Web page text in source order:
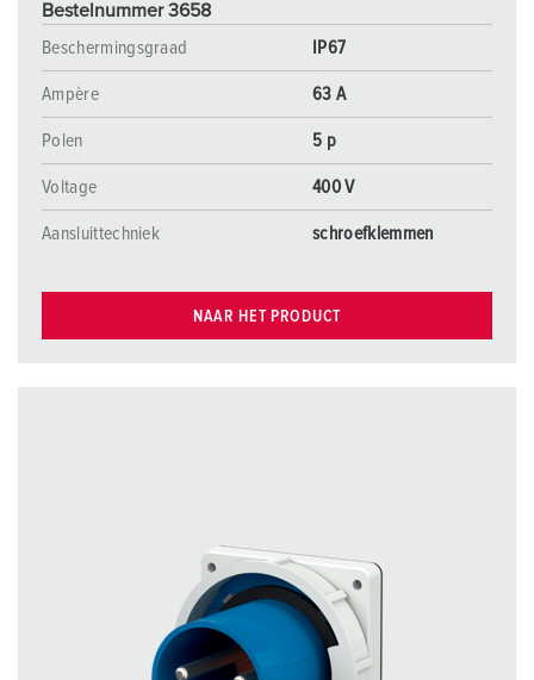
Bestelnummer 3658
Beschermingsgraad
IP67
Ampère 63 A
Polen 5 p
Voltage 400 V
Aansluittechniek schroefklemmen
NAAR HET PRODUCT